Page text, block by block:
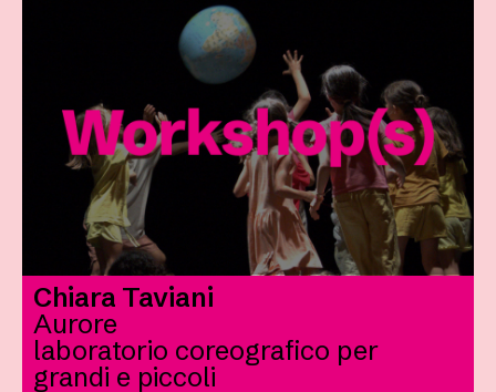
Chiara Taviani
Aurore
laboratorio coreografico per
grandi e piccoli